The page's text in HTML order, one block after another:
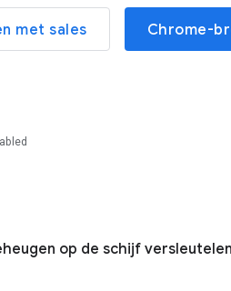
met sales Chrome-
op de schijf